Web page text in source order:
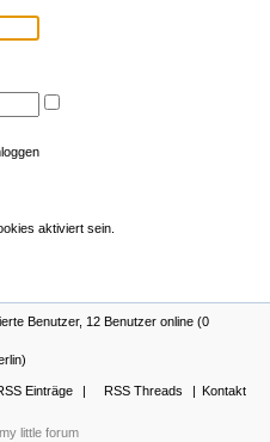
aktiviert sein.
Benutzer, 12 Benutzer online (0
Einträge RSS Threads Kontakt
little forum